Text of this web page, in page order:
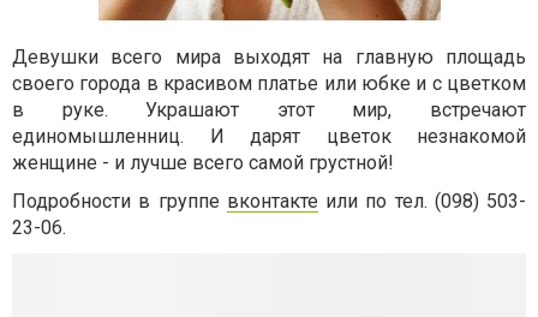
Девушки всего мира выходят на главную площадь
своего города в красивом платье или юбке и с цветком
в руке. Украшают этот мир, встречают
единомышленниц. И дарят цветок незнакомой
женщине - и лучше всего самой грустной!
Подробности в группе вконтакте или по тел. (098) 503-
23-06.